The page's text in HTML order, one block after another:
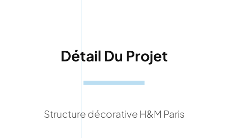
Détail Du Projet
Structure décorative H&M Paris